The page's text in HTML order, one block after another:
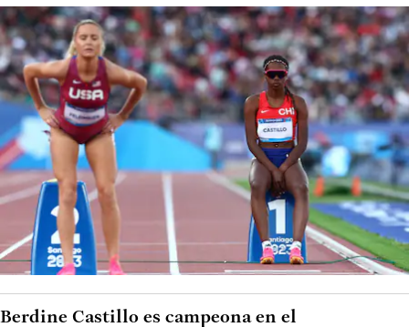
Berdine Castillo es campeona en el